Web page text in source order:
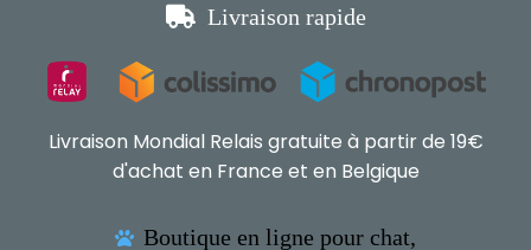
 Livraison rapide
Livraison Mondial Relais gratuite à partir de 19€
d'achat en France et en Belgique
 Boutique en ligne pour chat,